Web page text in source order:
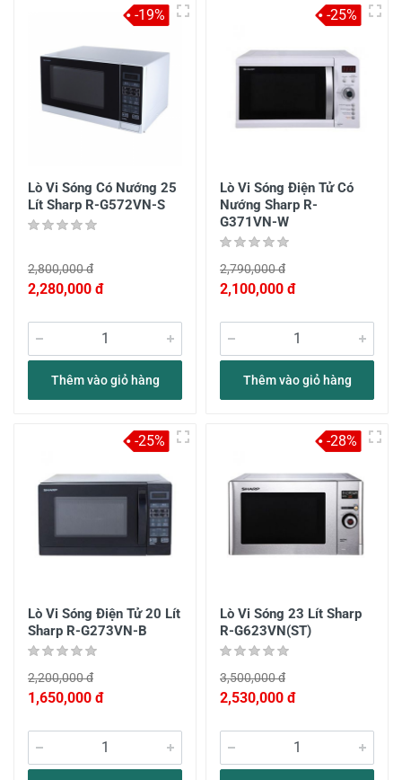
Lò Vi Sóng Có Nướng 25
Lít Sharp R-G572VN-S
2,800,000 đ
2,280,000 đ
Thêm vào giỏ hàng
-19%
Lò Vi Sóng Điện Tử Có
Nướng Sharp R-
G371VN-W
2,790,000 đ
2,100,000 đ
Thêm vào giỏ hàng
-25%
Lò Vi Sóng Điện Tử 20 Lít
Sharp R-G273VN-B
2,200,000 đ
1,650,000 đ
-25%
Lò Vi Sóng 23 Lít Sharp
R-G623VN(ST)
3,500,000 đ
2,530,000 đ
-28%